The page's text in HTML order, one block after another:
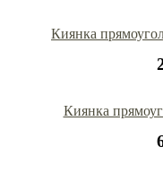
Киянка
Киянка